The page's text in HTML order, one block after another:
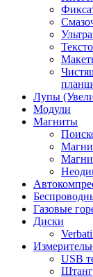
Лупы
Модули
Магниты
Газовые
Диски
USB